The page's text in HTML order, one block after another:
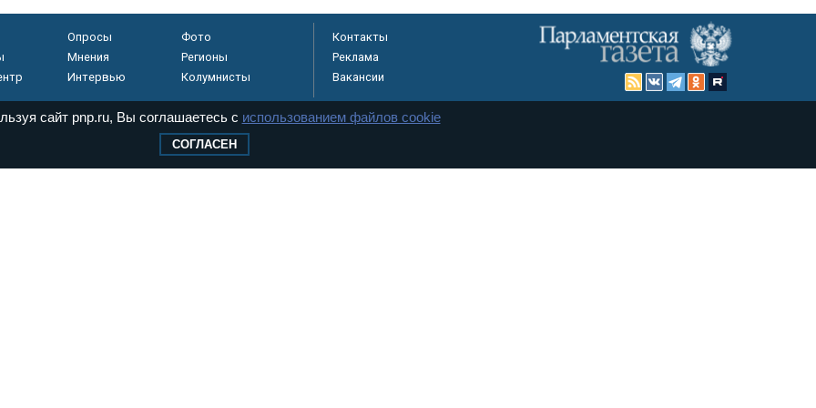
Опросы
Фото
Мнения
Регионы
Интервью Колумнисты
Контакты
Реклама
Вакансии
и
сайт pnp.ru, Вы соглашаетесь с использованием файлов cookie
СОГЛАСЕН